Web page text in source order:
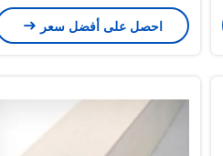
تنغستن-تيتانيوم (VWT) لدرجة
الحرارة المتوسطة
احصل على أفضل سعر